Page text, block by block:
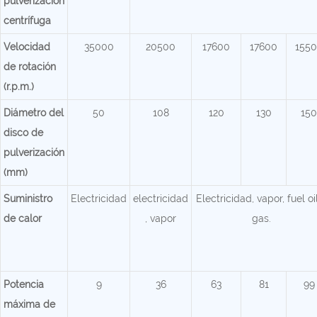
centrífuga
Velocidad
de rotación
(r.p.m.)
35000 20500 17600 17600
Diámetro del
disco de
pulverización
(mm)
50 108 120 130 150
Suministro
de calor
Electricidad
electricidad
, vapor
Electricidad, vapor, fuel
gas.
Potencia
máxima de
9 36 63 81 99